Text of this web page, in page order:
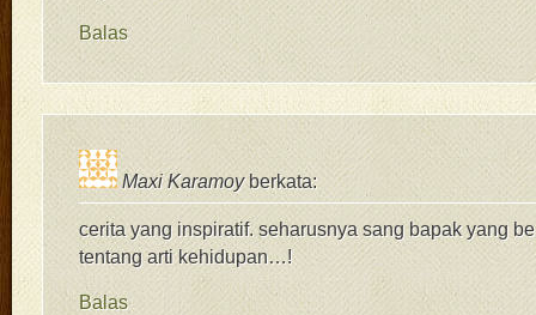
Balas
Maxi Karamoy berkata:
cerita yang inspiratif. seharusnya sang bapak yang
tentang arti kehidupan…!
Balas